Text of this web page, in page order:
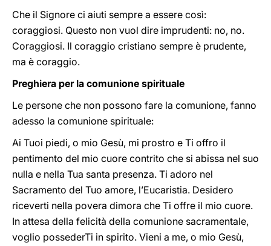
Che il Signore ci aiuti sempre a essere così:
coraggiosi. Questo non vuol dire imprudenti: no, no.
Coraggiosi. Il coraggio cristiano sempre è prudente,
ma è coraggio.
Preghiera per la comunione spirituale
Le persone che non possono fare la comunione, fanno
adesso la comunione spirituale:
Ai Tuoi piedi, o mio Gesù, mi prostro e Ti offro il
pentimento del mio cuore contrito che si abissa nel suo
nulla e nella Tua santa presenza. Ti adoro nel
Sacramento del Tuo amore, l’Eucaristia. Desidero
riceverti nella povera dimora che Ti offre il mio cuore.
In attesa della felicità della comunione sacramentale,
voglio possederTi in spirito. Vieni a me, o mio Gesù,